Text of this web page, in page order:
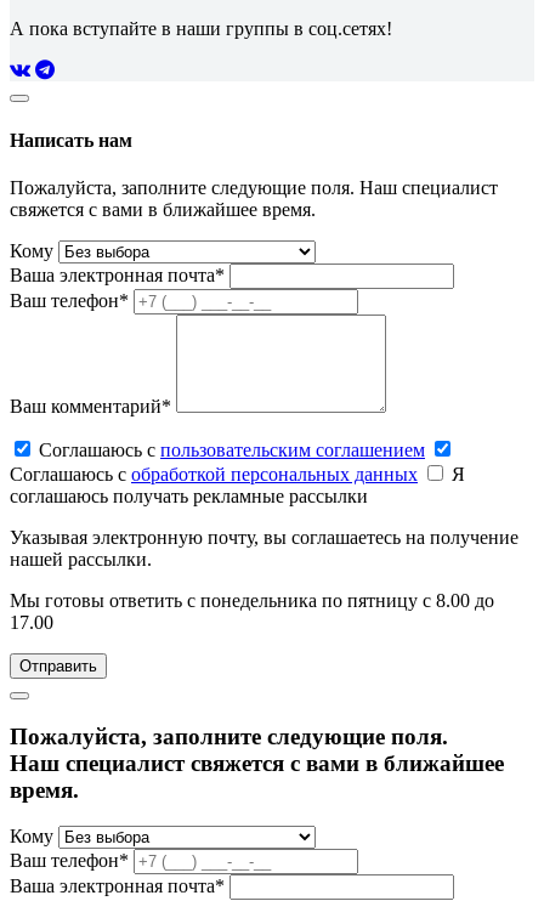
А пока вступайте в наши группы в соц.сетях!
Написать нам
Пожалуйста, заполните следующие поля. Наш специалист
свяжется с вами в ближайшее время.
Кому
Ваша электронная почта*
Ваш телефон*
Ваш комментарий*
Соглашаюсь c пользовательским соглашением
Соглашаюсь c обработкой персональных данных
Я
соглашаюсь получать рекламные рассылки
Указывая электронную почту, вы соглашаетесь на получение
нашей рассылки.
Мы готовы ответить с понедельника по пятницу с 8.00 до
17.00
Пожалуйста, заполните следующие поля.
Наш специалист свяжется с вами в ближайшее
время.
Кому
Ваш телефон*
Ваша электронная почта*